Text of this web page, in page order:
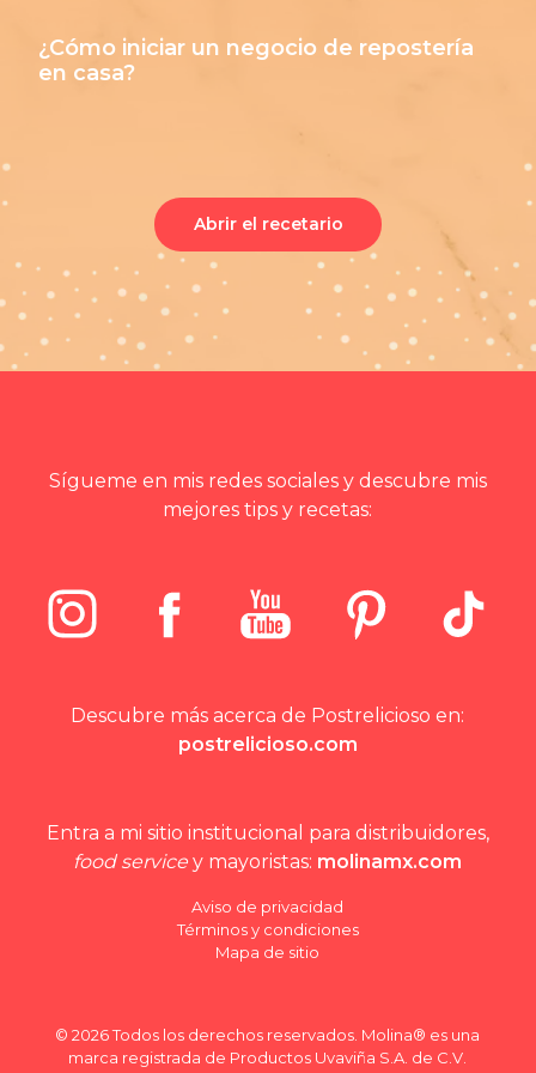
¿Cómo iniciar un negocio de repostería
en casa?
Abrir el recetario
Sígueme en mis redes sociales y descubre mis
mejores tips y recetas:
Descubre más acerca de Postrelicioso en:
postrelicioso.com
Entra a mi sitio institucional para distribuidores,
food service y mayoristas: molinamx.com
Aviso de privacidad
Términos y condiciones
Mapa de sitio
© 2026 Todos los derechos reservados. Molina® es una
marca registrada de Productos Uvaviña S.A. de C.V.